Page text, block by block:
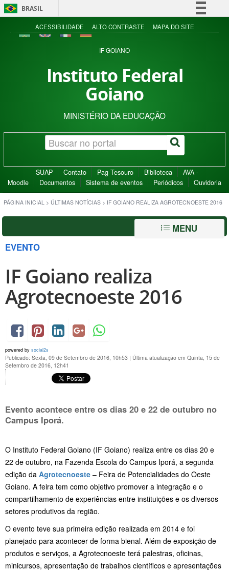
BRASIL
Simplifique!
Acesso à informação
ACESSIBILIDADE ALTO CONTRASTE MAPA DO SITE
IF GOIANO
Instituto Federal
Goiano
MINISTÉRIO DA EDUCAÇÃO
SUAP Contato Pag Tesouro Biblioteca
AVA -
Moodle
Documentos Sistema de eventos Periódicos Ouvidoria
PÁGINA INICIAL > ÚLTIMAS NOTÍCIAS > IF GOIANO REALIZA AGROTECNOESTE 2016
MENU
EVENTO
IF Goiano realiza
Agrotecnoeste 2016
powered by social2s
Publicado: Sexta, 09 de Setembro de 2016, 10h53 | Última atualização em Quinta, 15 de
Setembro de 2016, 12h41
Evento acontece entre os dias 20 e 22 de outubro no
Campus Iporá.
O Instituto Federal Goiano (IF Goiano) realiza entre os dias 20 e
22 de outubro, na Fazenda Escola do Campus Iporá, a segunda
edição da Agrotecnoeste – Feira de Potencialidades do Oeste
Goiano. A feira tem como objetivo promover a integração e o
compartilhamento de experiências entre instituições e os diversos
setores produtivos da região.
O evento teve sua primeira edição realizada em 2014 e foi
planejado para acontecer de forma bienal. Além de exposição de
produtos e serviços, a Agrotecnoeste terá palestras, oficinas,
minicursos, apresentação de trabalhos científicos e apresentações